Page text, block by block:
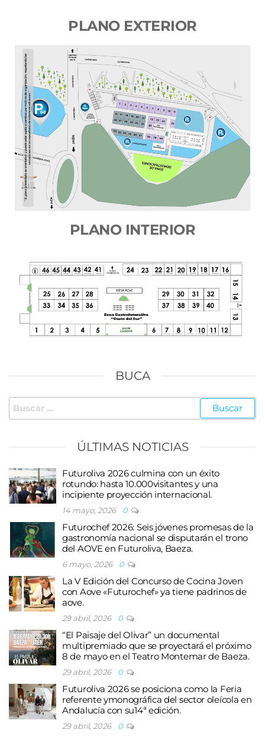
PLANO EXTERIOR
PLANO INTERIOR
BUCA
ÚLTIMAS NOTICIAS
Futuroliva 2026 culmina con un éxito
rotundo: hasta 10.000visitantes y una
incipiente proyección internacional.
14 mayo, 2026 0
Futurochef 2026: Seis jóvenes promesas de la
gastronomía nacional se disputarán el trono
del AOVE en Futuroliva, Baeza.
6 mayo, 2026 0
La V Edición del Concurso de Cocina Joven
con Aove «Futurochef» ya tiene padrinos de
aove.
29 abril, 2026 0
“El Paisaje del Olivar” un documental
multipremiado que se proyectará el próximo
8 de mayo en el Teatro Montemar de Baeza.
29 abril, 2026 0
Futuroliva 2026 se posiciona como la Feria
referente ymonográfica del sector oleícola en
Andalucía con su14ª edición.
29 abril, 2026 0